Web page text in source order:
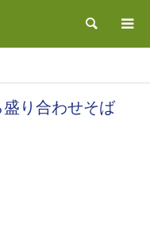
検索
り合わせそば